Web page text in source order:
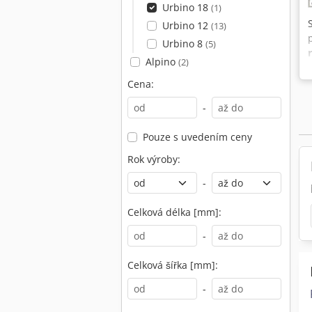
Urbino 18 (1)
Urbino 12 (13)
Urbino 8 (5)
Alpino (2)
Cena:
-
Pouze s uvedením ceny
Rok výroby:
-
Celková délka [mm]:
-
Celková šířka [mm]:
-